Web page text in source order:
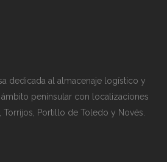
dedicada al almacenaje logístico y
penínsular con localizaciones
Torrijos, Portillo de Toledo y Novés.